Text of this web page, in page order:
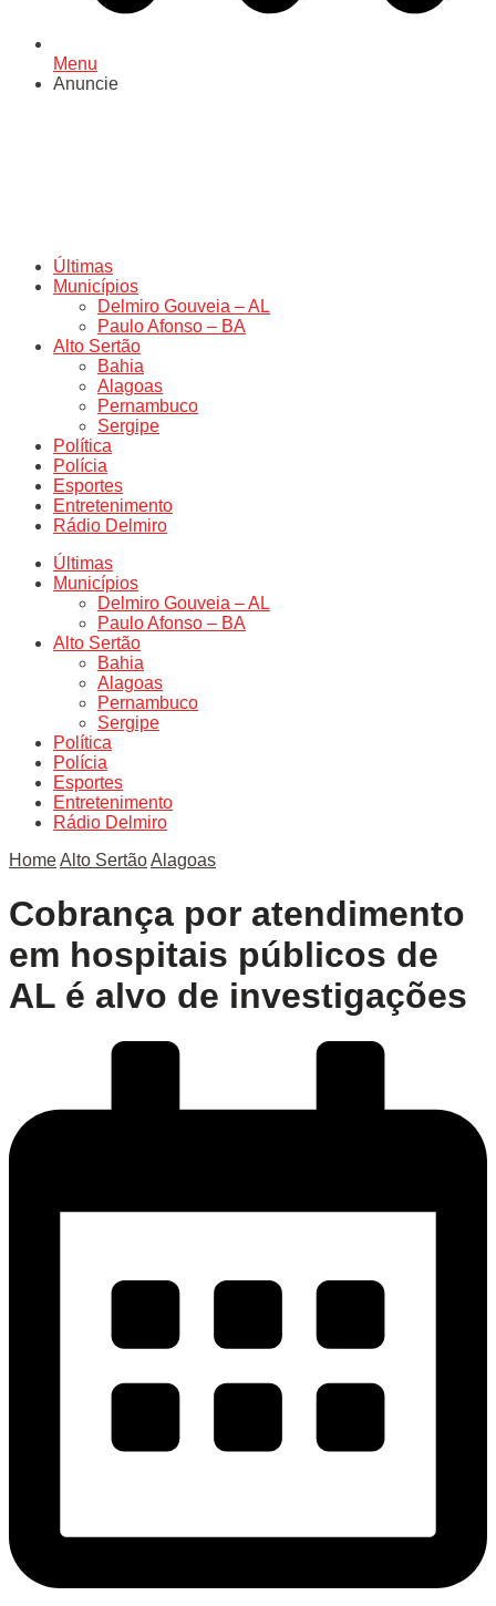
Menu
Anuncie
Últimas
Municípios
Delmiro Gouveia – AL
Paulo Afonso – BA
Alto Sertão
Bahia
Alagoas
Pernambuco
Sergipe
Política
Polícia
Esportes
Entretenimento
Rádio Delmiro
Últimas
Municípios
Delmiro Gouveia – AL
Paulo Afonso – BA
Alto Sertão
Bahia
Alagoas
Pernambuco
Sergipe
Política
Polícia
Esportes
Entretenimento
Rádio Delmiro
HomeAlto SertãoAlagoas
Cobrança por atendimento
em hospitais públicos de
AL é alvo de investigações